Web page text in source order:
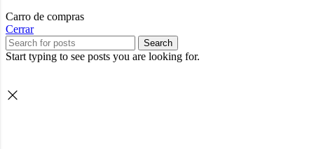
Carro de compras
Cerrar
Search
Start typing to see posts you are looking for.